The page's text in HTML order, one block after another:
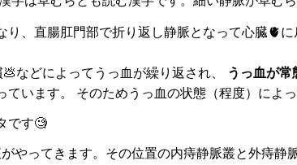
り、直腸肛門部で折り返し静脈となって心臓🫀
などによってうっ血が繰り返され、 うっ血が常
ています。 そのためうっ血の状態（程度）によ
です🧐
やってきます。その位置の内痔静脈叢と外痔静